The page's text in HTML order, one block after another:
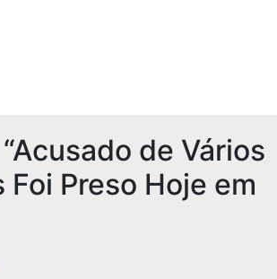
Acusado de Vários
Preso Hoje em